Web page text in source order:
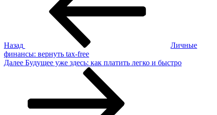
Назад
Личные
финансы: вернуть tax-free
Следующая
Далее Будущее уже здесь: как платить легко и быстро